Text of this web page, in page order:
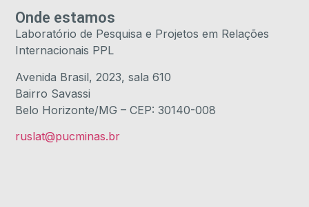
Onde estamos
Laboratório de Pesquisa e Projetos em Relações
Internacionais PPL
Avenida Brasil, 2023, sala 610
Bairro Savassi
Belo Horizonte/MG – CEP: 30140-008
ruslat@pucminas.br